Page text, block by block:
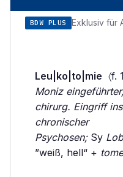
BDW PLUS Exklusiv für
Leu|ko|to|mie 〈f.
Moniz
chirurg. Eingriff
chronischer
Psychosen;Sy
”weiß, hell“ + tome